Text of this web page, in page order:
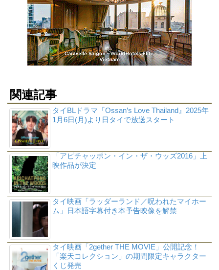
関連記事
タイBLドラマ『Ossan’s Love Thailand』2025年
1月6日(月)より日タイで放送スタート
「アピチャッポン・イン・ザ・ウッズ2016」上
映作品が決定
タイ映画「ラッダーランド／呪われたマイホー
ム」日本語字幕付き本予告映像を解禁
タイ映画「2gether THE MOVIE」公開記念！
「楽天コレクション」の期間限定キャラクター
くじ発売